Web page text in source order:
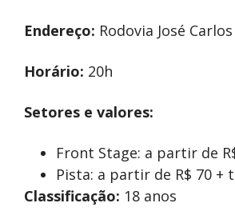
Endereço: Rodovia José
Horário: 20h
Setores e valores:
Front Stage: a partir de
Pista: a partir de R$ 70 +
Classificação: 18 anos